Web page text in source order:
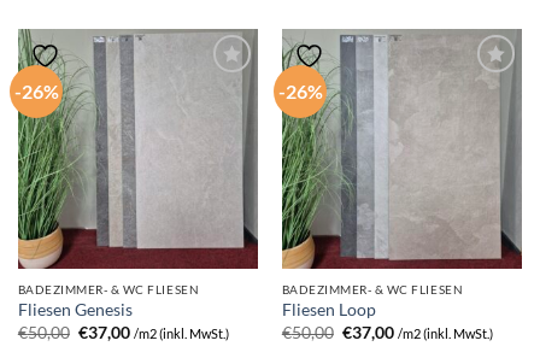
-26%
BADEZIMMER- & WC FLIESEN
Fliesen Genesis
€50,00 Ursprünglicher
Preis
€37,00Aktueller
Preis
/m2 (inkl. MwSt.)
-26%
BADEZIMMER- & WC FLIESEN
Fliesen Loop
€50,00 Ursprünglicher
Preis
€37,00Aktueller
Preis
/m2 (inkl. MwSt.)